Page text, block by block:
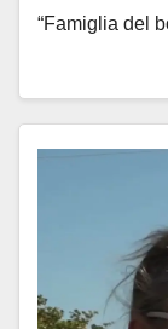
“Famiglia del